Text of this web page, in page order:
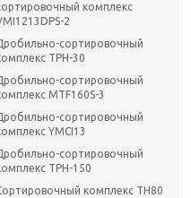
комплекс
2
сортировочный
ТРН-30
сортировочный
MTF160S-3
сортировочный
YMCI13
сортировочный
TPH-150
комплекс TH80